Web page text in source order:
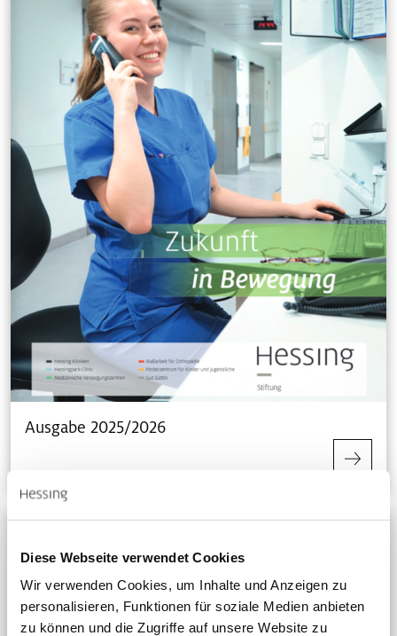
Diese Webseite verwendet Cookies
Wir verwenden Cookies, um Inhalte und Anzeigen zu
personalisieren, Funktionen für soziale Medien anbieten
zu können und die Zugriffe auf unsere Website zu
Ausgabe 2025/2026